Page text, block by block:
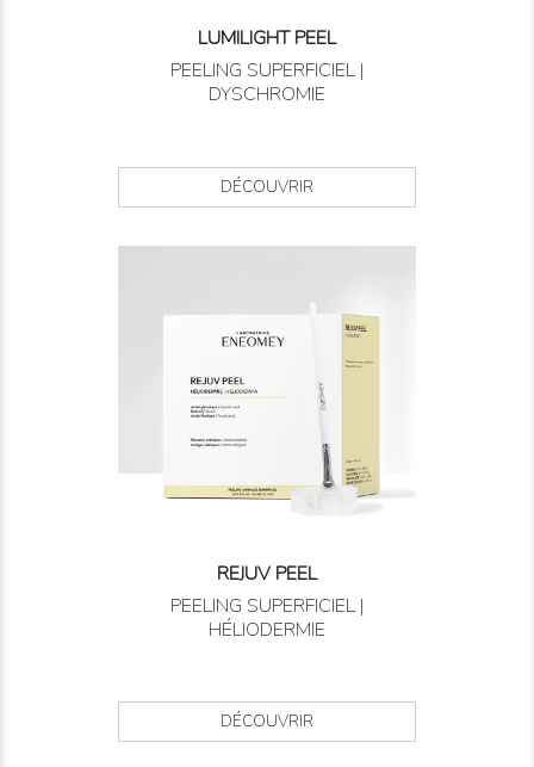
LUMILIGHT PEEL
PEELING SUPERFICIEL |
DYSCHROMIE
DÉCOUVRIR
REJUV PEEL
PEELING SUPERFICIEL |
HÉLIODERMIE
DÉCOUVRIR